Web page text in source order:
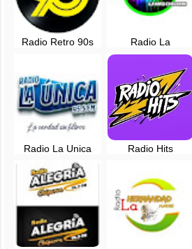
Radio Retro 90s
Radio La
Arequipeña en vivo
Radio La Unica
Arequipa en vivo -
95.5 FM - Perú
Radio Hits